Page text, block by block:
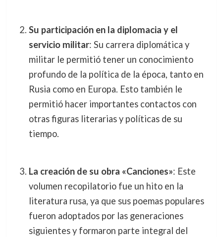
Su participación en la diplomacia y el
servicio militar: Su carrera diplomática y
militar le permitió tener un conocimiento
profundo de la política de la época, tanto en
Rusia como en Europa. Esto también le
permitió hacer importantes contactos con
otras figuras literarias y políticas de su
tiempo.
La creación de su obra «Canciones»: Este
volumen recopilatorio fue un hito en la
literatura rusa, ya que sus poemas populares
fueron adoptados por las generaciones
siguientes y formaron parte integral del